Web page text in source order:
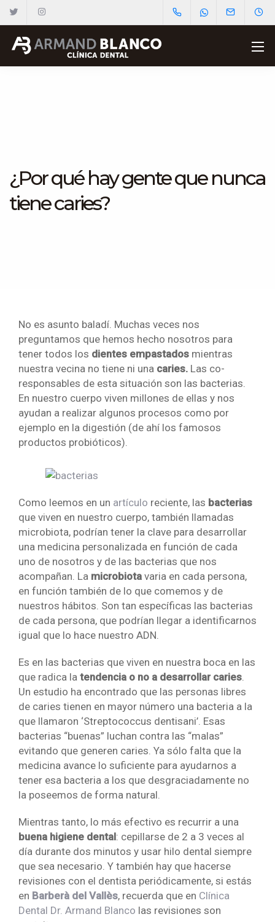
¿Por qué hay gente que nunca
tiene caries?
No es asunto baladí. Muchas veces nos
preguntamos que hemos hecho nosotros para
tener todos los dientes empastados mientras
nuestra vecina no tiene ni una caries. Las co-
responsables de esta situación son las bacterias.
En nuestro cuerpo viven millones de ellas y nos
ayudan a realizar algunos procesos como por
ejemplo en la digestión (de ahí los famosos
productos probióticos).
Como leemos en un artículo reciente, las bacterias
que viven en nuestro cuerpo, también llamadas
microbiota, podrían tener la clave para desarrollar
una medicina personalizada en función de cada
uno de nosotros y de las bacterias que nos
acompañan. La microbiota varia en cada persona,
en función también de lo que comemos y de
nuestros hábitos. Son tan específicas las bacterias
de cada persona, que podrían llegar a identificarnos
igual que lo hace nuestro ADN.
Es en las bacterias que viven en nuestra boca en las
que radica la tendencia o no a desarrollar caries.
Un estudio ha encontrado que las personas libres
de caries tienen en mayor número una bacteria a la
que llamaron ‘Streptococcus dentisani’. Esas
bacterias “buenas” luchan contra las “malas”
evitando que generen caries. Ya sólo falta que la
medicina avance lo suficiente para ayudarnos a
tener esa bacteria a los que desgraciadamente no
la poseemos de forma natural.
Mientras tanto, lo más efectivo es recurrir a una
buena higiene dental: cepillarse de 2 a 3 veces al
día durante dos minutos y usar hilo dental siempre
que sea necesario. Y también hay que hacerse
revisiones con el dentista periódicamente, si estás
en Barberà del Vallès, recuerda que en Clínica
Dental Dr. Armand Blanco las revisiones son